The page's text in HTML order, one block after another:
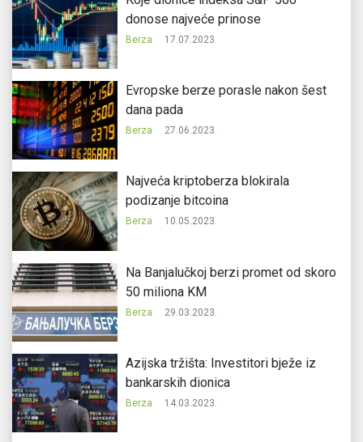
donose najveće prinose
Berza 17.07.2023.
Evropske berze porasle nakon šest
dana pada
Berza 27.06.2023.
Najveća kriptoberza blokirala
podizanje bitcoina
Berza 10.05.2023.
Na Banjalučkoj berzi promet od skoro
50 miliona KM
Berza 29.03.2023.
Azijska tržišta: Investitori bježe iz
bankarskih dionica
Berza 14.03.2023.